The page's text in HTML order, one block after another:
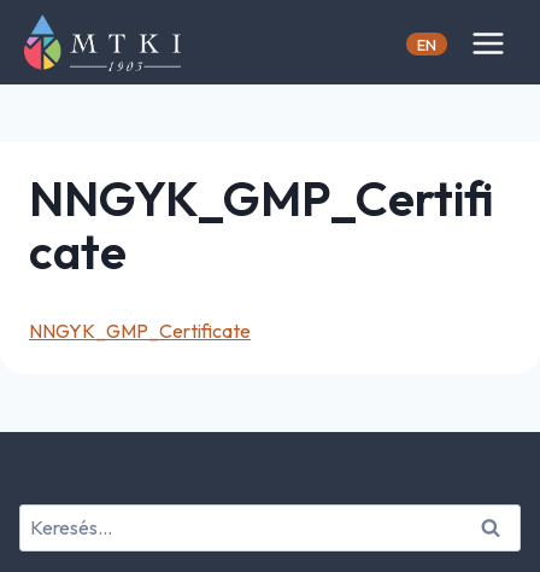
content
EN
NNGYK_GMP_Certifi
cate
NNGYK_GMP_Certificate
Keresés: